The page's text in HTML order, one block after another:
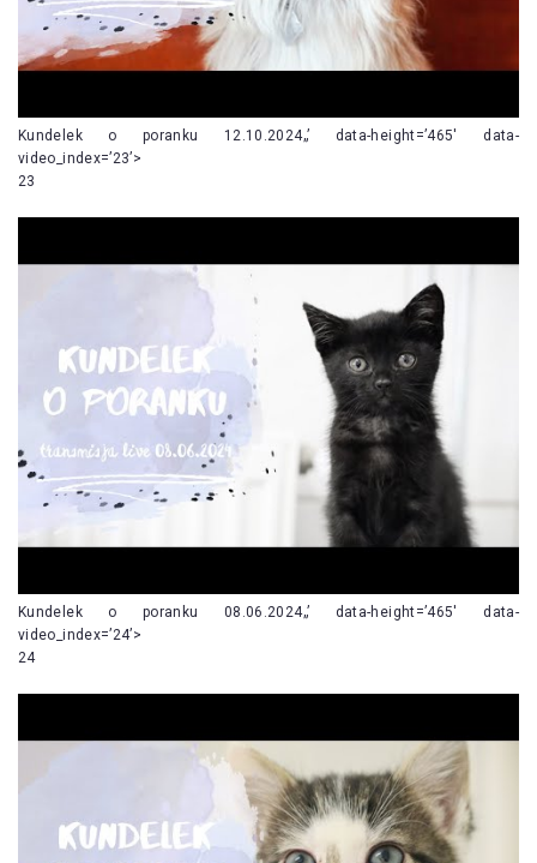
Kundelek o poranku 12.10.2024„’ data-height=’465′ data-
video_index=’23’>
23
Kundelek o poranku 08.06.2024„’ data-height=’465′ data-
video_index=’24’>
24